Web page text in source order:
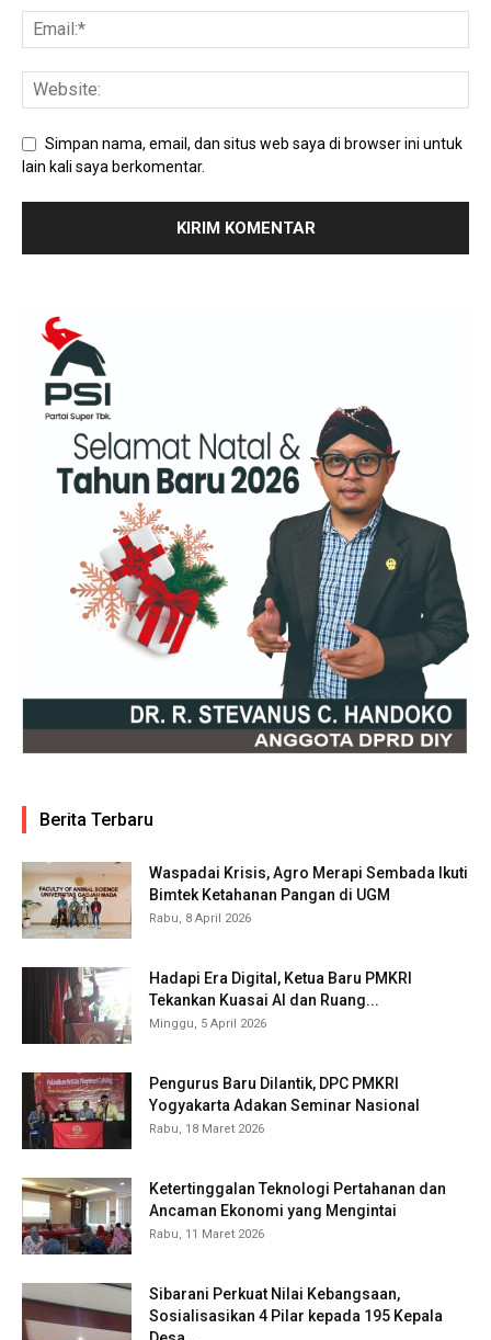
Simpan nama, email, dan situs web saya di browser ini untuk
lain kali saya berkomentar.
Berita Terbaru
Waspadai Krisis, Agro Merapi Sembada Ikuti
Bimtek Ketahanan Pangan di UGM
Rabu, 8 April 2026
Hadapi Era Digital, Ketua Baru PMKRI
Tekankan Kuasai AI dan Ruang...
Minggu, 5 April 2026
Pengurus Baru Dilantik, DPC PMKRI
Yogyakarta Adakan Seminar Nasional
Rabu, 18 Maret 2026
Ketertinggalan Teknologi Pertahanan dan
Ancaman Ekonomi yang Mengintai
Rabu, 11 Maret 2026
Sibarani Perkuat Nilai Kebangsaan,
Sosialisasikan 4 Pilar kepada 195 Kepala